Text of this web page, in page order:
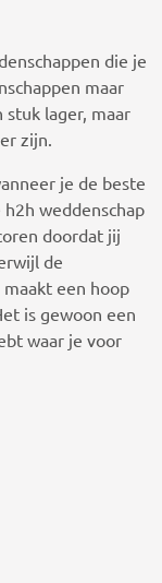
die je
maar
stuk lager, maar
zijn.
je de beste
weddenschap
doordat jij
de
een hoop
is gewoon een
waar je voor